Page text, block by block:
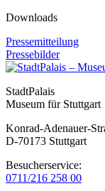
Downloads
Pressemitteilung
Pressebilder
StadtPalais
Museum für Stuttgart
Konrad-Adenauer-
D-70173 Stuttgart
Besucherservice:
0711/216 258 00